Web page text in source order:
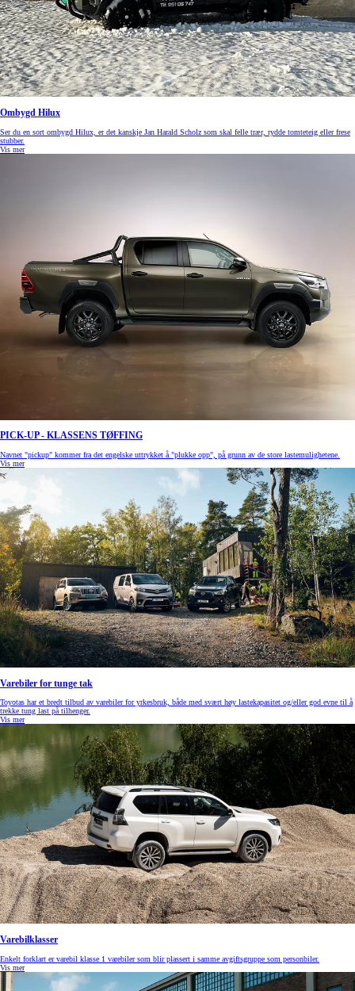
Ombygd Hilux
Ser du en sort ombygd Hilux, er det kanskje Jan Harald Scholz som skal felle trær, rydde tomteteig eller frese
stubber.
Vis mer
PICK-UP - KLASSENS TØFFING
Navnet "pickup" kommer fra det engelske uttrykket å "plukke opp", på grunn av de store lastemulighetene.
Vis mer
Varebiler for tunge tak
Toyotas har et bredt tilbud av varebiler for yrkesbruk, både med svært høy lastekapasitet og/eller god evne til å
trekke tung last på tilhenger.
Vis mer
Varebilklasser
Enkelt forklart er varebil klasse 1 varebiler som blir plassert i samme avgiftsgruppe som personbiler.
Vis mer